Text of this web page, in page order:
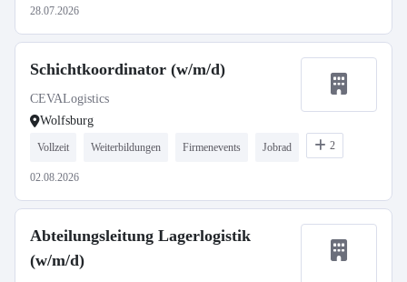
28.07.2026
Schichtkoordinator (w/m/d)
CEVALogistics
Wolfsburg
Vollzeit Weiterbildungen Firmenevents Jobrad 2
02.08.2026
Abteilungsleitung Lagerlogistik
(w/m/d)